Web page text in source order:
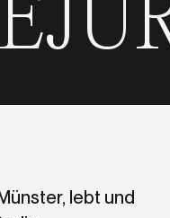
lebt und